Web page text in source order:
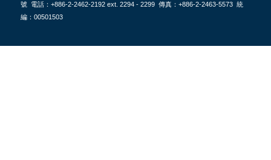
號 電話：+886-2-2462-2192 ext. 2294 - 2299 傳真：+886-2-2463-5573 統
編：00501503